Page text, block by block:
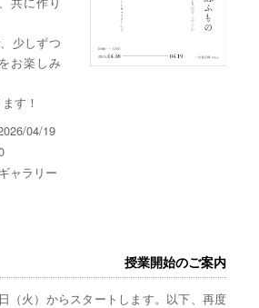
少しずつ
お楽しみ
す！
04/19
ャラリー
授業開始のご案内
（火）からスタートします。以下、再度